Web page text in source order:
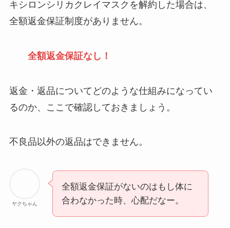
レミノの解約方法ま
とめ！最短手続きや
まとめ！電話が繋が
らない時の裏ワザ
Sivorune(シボルネ)
電話以外に手続きす
る方法ある？
ニューZの解約まと
キシロンシリカクレイマスクを解約した場合は、
全額返金保証制度がありません。
全額返金保証なし！
返金・返品についてどのような仕組みになってい
るのか、ここで確認しておきましょう。
不良品以外の返品はできません。
ヤクちゃん
全額返金保証がないのはもし体に
合わなかった時、心配だなー。